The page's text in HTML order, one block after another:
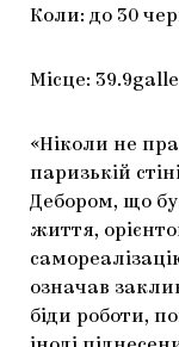
Коли: до 30
Місце:
«Ніколи не
паризькій
Дебором, що
життя,
означав
біди роботи,